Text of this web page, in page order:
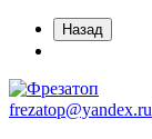
Назад
frezatop@yandex.ru